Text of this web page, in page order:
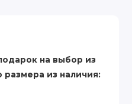
на выбор из
из наличия: